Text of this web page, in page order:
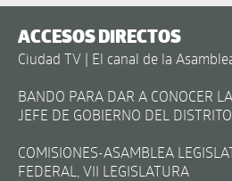
ACCESOS DIRECTOS
Ciudad TV | El canal de la
BANDO PARA DAR A CONOCER
JEFE DE GOBIERNO DEL
COMISIONES-ASAMBLEA
FEDERAL, VII LEGISLATURA